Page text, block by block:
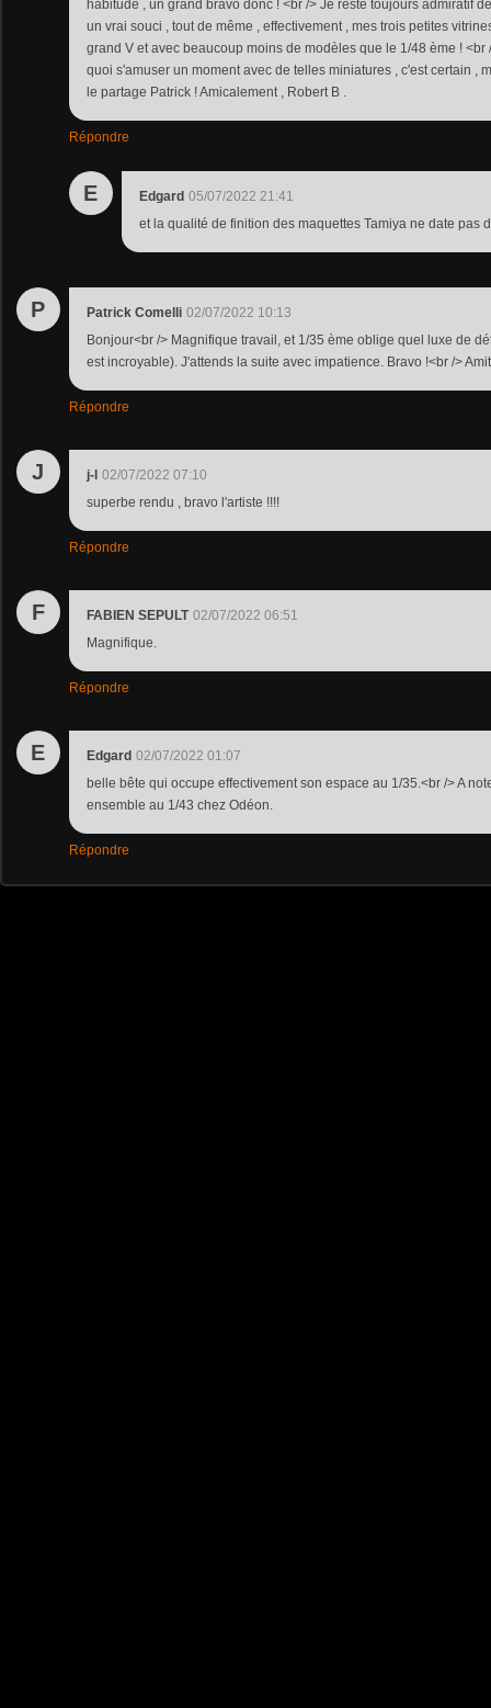
habitude , un grand bravo donc ! <br /> Je reste toujours admiratif
un vrai souci , tout de même , effectivement , mes trois petites
grand V et avec beaucoup moins de modèles que le 1/48 ème ! <br
quoi s'amuser un moment avec de telles miniatures , c'est certain ,
le partage Patrick ! Amicalement , Robert B .
Répondre
E Edgard 05/07/2022 21:41
et la qualité de finition des maquettes Tamiya ne date pas
P Patrick Comelli 02/07/2022 10:13
Bonjour<br /> Magnifique travail, et 1/35 ème oblige quel luxe de
est incroyable). J'attends la suite avec impatience. Bravo !<br />
Répondre
J j-l 02/07/2022 07:10
superbe rendu , bravo l'artiste !!!!
Répondre
F FABIEN SEPULT 02/07/2022 06:51
Magnifique.
Répondre
E Edgard 02/07/2022 01:07
belle bête qui occupe effectivement son espace au 1/35.<br /> A
ensemble au 1/43 chez Odéon.
Répondre